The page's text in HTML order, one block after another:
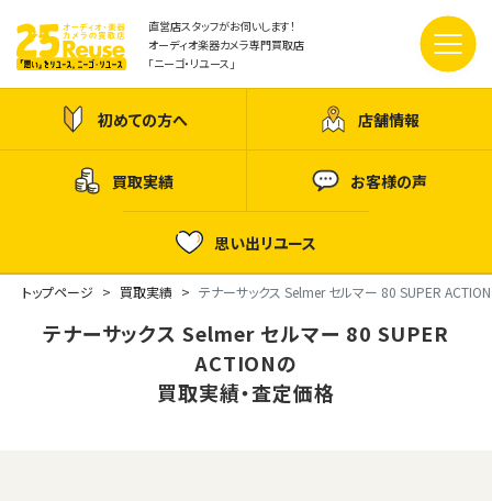
直営店スタッフがお伺いします！
オーディオ楽器カメラ専門買取店
「ニーゴ・リユース」
初めての方へ 店舗情報
買取実績 お客様の声
思い出リユース
トップページ 買取実績 テナーサックス Selmer セルマー 80 SUPER ACTION
テナーサックス Selmer セルマー 80 SUPER
ACTIONの
買取実績・査定価格